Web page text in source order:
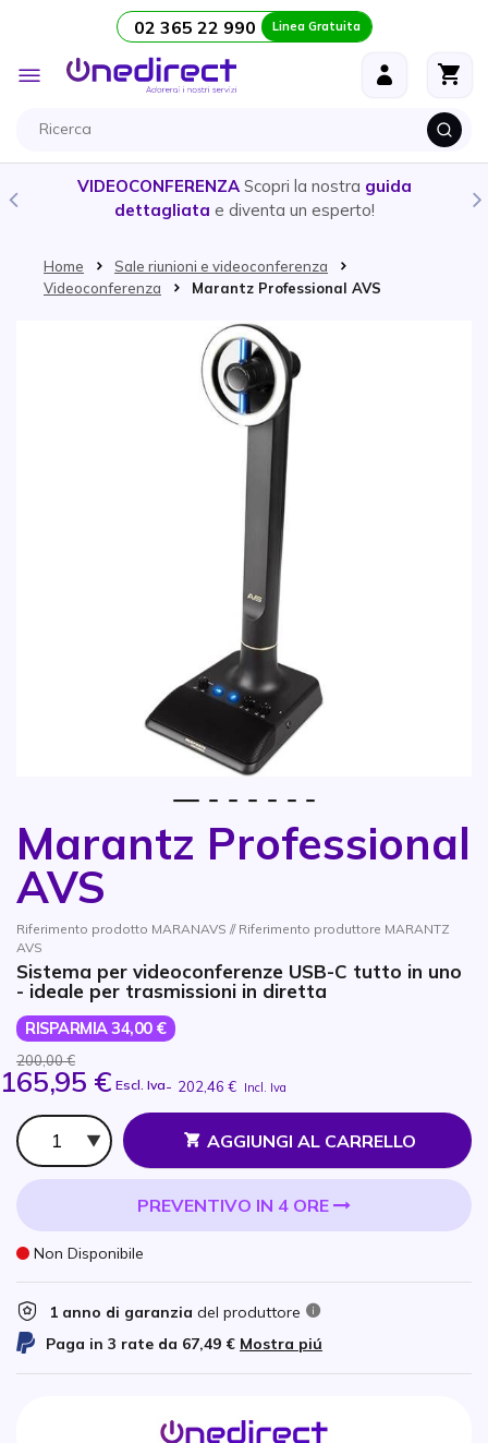
Salta al contenuto 02 365 22 990 Linea Gratuita
Toggle
Nav
VIDEOCONFERENZA Scopri la nostra guida
dettagliata e diventa un esperto!
Home
Sale riunioni e videoconferenza
Videoconferenza
Marantz Professional AVS
Marantz Professional
AVS
Riferimento prodotto MARANAVS // Riferimento produttore MARANTZ
AVS
Sistema per videoconferenze USB-C tutto in uno
- ideale per trasmissioni in diretta
RISPARMIA 34,00 €
200,00 €
165,95 € Escl. Iva- 202,46 € Incl. Iva
Qtà
AGGIUNGI AL CARRELLO
PREVENTIVO IN 4 ORE
Non Disponibile
1 anno di garanzia del produttore
Paga in 3 rate da 67,49 € Mostra piú
Vai alla fine della galleria di immagini
Vai all'inizio della galleria di immagini